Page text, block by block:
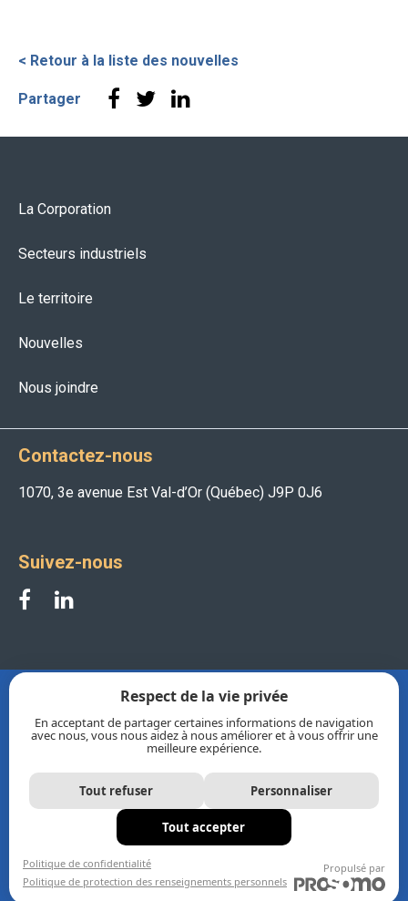
< Retour à la liste des nouvelles
Partager
Corporation de développement industriel de Val-d’Or
© 2026 Tous droits réservés | Politique de confidentialité
La Corporation
Secteurs industriels
Le territoire
Nouvelles
Nous joindre
Contactez-nous
1070, 3e avenue Est Val-d’Or (Québec) J9P 0J6
Suivez-nous
Respect de la vie privée
En acceptant de partager certaines informations de navigation
avec nous, vous nous aidez à nous améliorer et à vous offrir une
meilleure expérience.
Tout refuser Personnaliser
Tout accepter
Politique de confidentialité
Politique de protection des renseignements personnels
Propulsé par